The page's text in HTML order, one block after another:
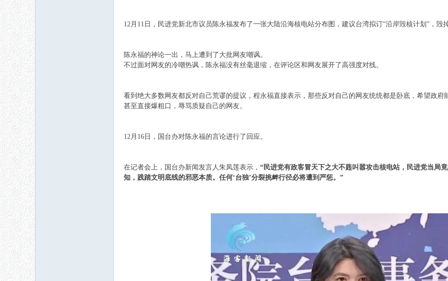
12月11日，民进党新北市议员陈永福发布了一张大陆沿海核电站分布图，建议台湾拟订“沿岸毁核计划”，毁
陈永福的神论一出，马上遭到了大批网友嘲讽。
不过面对网友的冷嘲热讽，陈永福没有丝毫退缩，在评论区和网友展开了高强度对线。
看到绝大多数网友都反对自己荒谬的提议，程永福直接表示，那些反对自己的网友统统都是卧底，希望政
甚至直接爆粗口，辱骂质疑自己的网友。
12月16日，国台办对陈永福的言论进行了回应。
在记者会上，国台办新闻发言人朱凤莲表示， “民进党有政客冒天下之大不韪叫嚣攻击核电站，民进党当局
知，践踏文明底线的邪恶本质。任何‘台独’分裂挑衅行径必将遭到严惩。”